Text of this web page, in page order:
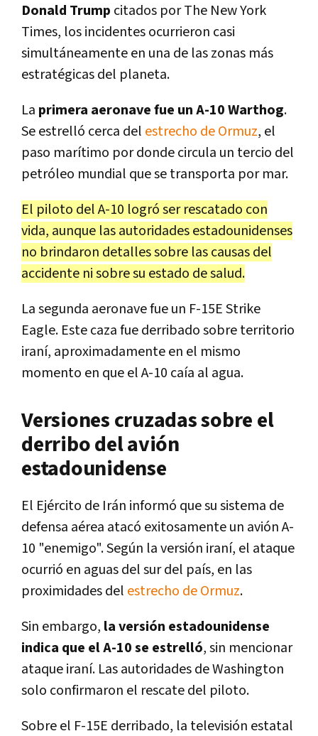
Donald Trump citados por The New York
Times, los incidentes ocurrieron casi
simultáneamente en una de las zonas más
estratégicas del planeta.
La primera aeronave fue un A-10 Warthog.
Se estrelló cerca del estrecho de Ormuz, el
paso marítimo por donde circula un tercio del
petróleo mundial que se transporta por mar.
El piloto del A-10 logró ser rescatado con
vida, aunque las autoridades estadounidenses
no brindaron detalles sobre las causas del
accidente ni sobre su estado de salud.
La segunda aeronave fue un F-15E Strike
Eagle. Este caza fue derribado sobre territorio
iraní, aproximadamente en el mismo
momento en que el A-10 caía al agua.
Versiones cruzadas sobre el
derribo del avión
estadounidense
El Ejército de Irán informó que su sistema de
defensa aérea atacó exitosamente un avión A-
10 "enemigo". Según la versión iraní, el ataque
ocurrió en aguas del sur del país, en las
proximidades del estrecho de Ormuz.
Sin embargo, la versión estadounidense
indica que el A-10 se estrelló, sin mencionar
ataque iraní. Las autoridades de Washington
solo confirmaron el rescate del piloto.
Sobre el F-15E derribado, la televisión estatal